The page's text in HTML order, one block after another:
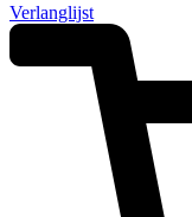
Verlanglijst